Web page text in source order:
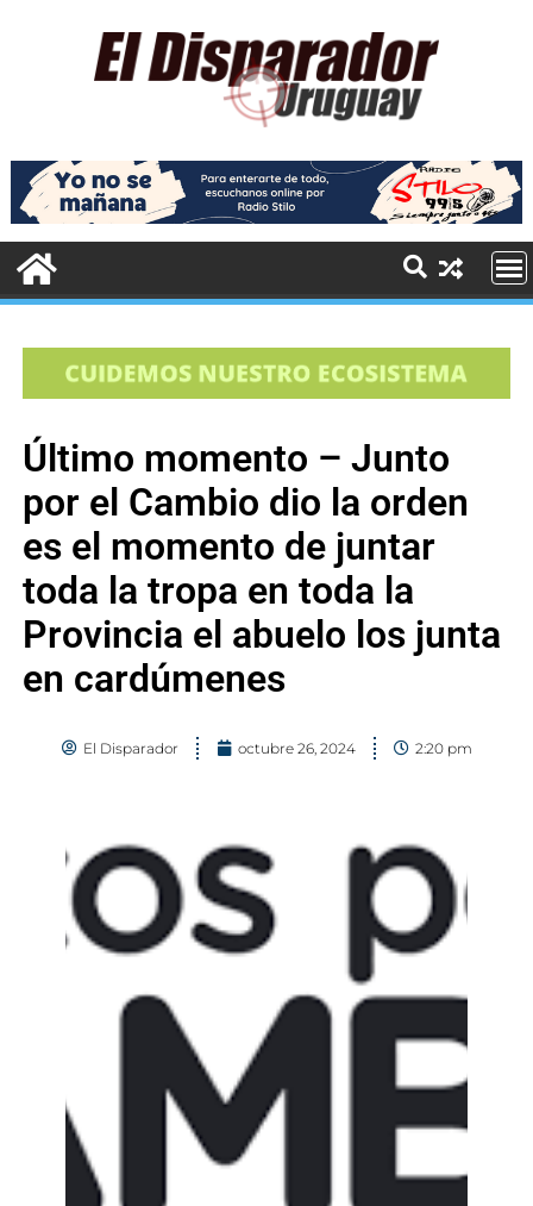
Último momento – Junto
por el Cambio dio la orden
es el momento de juntar
toda la tropa en toda la
Provincia el abuelo los junta
en cardúmenes
El Disparador octubre 26, 2024 2:20 pm